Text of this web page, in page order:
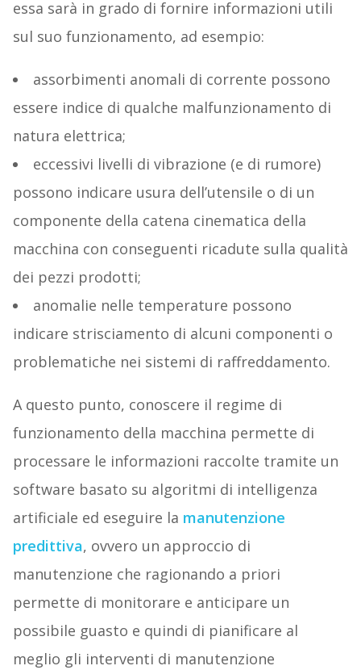
essa sarà in grado di fornire informazioni utili
sul suo funzionamento, ad esempio:
assorbimenti anomali di corrente possono
essere indice di qualche malfunzionamento di
natura elettrica;
eccessivi livelli di vibrazione (e di rumore)
possono indicare usura dell’utensile o di un
componente della catena cinematica della
macchina con conseguenti ricadute sulla qualità
dei pezzi prodotti;
anomalie nelle temperature possono
indicare strisciamento di alcuni componenti o
problematiche nei sistemi di raffreddamento.
A questo punto, conoscere il regime di
funzionamento della macchina permette di
processare le informazioni raccolte tramite un
software basato su algoritmi di intelligenza
artificiale ed eseguire la manutenzione
predittiva, ovvero un approccio di
manutenzione che ragionando a priori
permette di monitorare e anticipare un
possibile guasto e quindi di pianificare al
meglio gli interventi di manutenzione